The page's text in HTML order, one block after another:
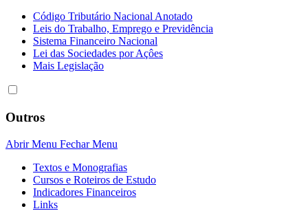
Código Tributário Nacional Anotado
Leis do Trabalho, Emprego e Previdência
Sistema Financeiro Nacional
Lei das Sociedades por Açôes
Mais Legislação
Outros
Abrir Menu Fechar Menu
Textos e Monografias
Cursos e Roteiros de Estudo
Indicadores Financeiros
Links